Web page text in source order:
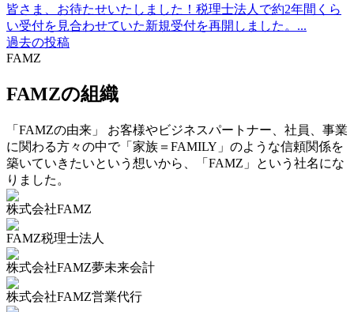
皆さま、お待たせいたしました！税理士法人で約2年間くら
い受付を見合わせていた新規受付を再開しました。...
過去の投稿
FAMZ
FAMZの組織
「FAMZの由来」 お客様やビジネスパートナー、社員、事業
に関わる方々の中で「家族＝FAMILY」のような信頼関係を
築いていきたいという想いから、「FAMZ」という社名にな
りました。
株式会社FAMZ
FAMZ税理士法人
株式会社FAMZ夢未来会計
株式会社FAMZ営業代行